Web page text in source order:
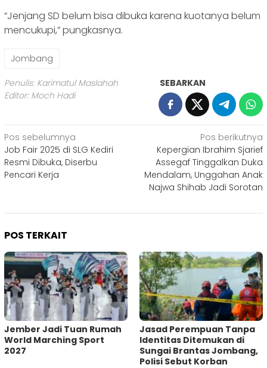
“Jenjang SD belum bisa dibuka karena kuotanya belum
mencukupi,” pungkasnya.
Jombang
Penulis: Karimatul Maslahah
Editor: Moch Hadi
SEBARKAN
Navigasi
pos
Pos sebelumnya
Job Fair 2025 di SLG Kediri
Resmi Dibuka, Diserbu
Pencari Kerja
Pos berikutnya
Kepergian Ibrahim Sjarief
Assegaf Tinggalkan Duka
Mendalam, Unggahan Anak
Najwa Shihab Jadi Sorotan
POS TERKAIT
Jember Jadi Tuan Rumah
World Marching Sport
2027
Jasad Perempuan Tanpa
Identitas Ditemukan di
Sungai Brantas Jombang,
Polisi Sebut Korban